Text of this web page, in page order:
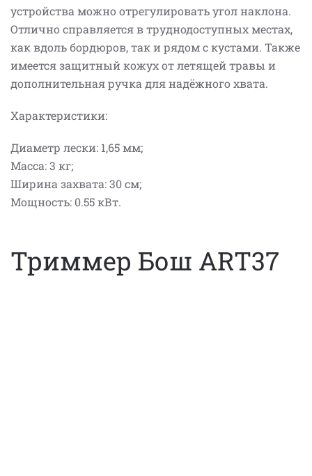
устройства можно отрегулировать угол наклона.
Отлично справляется в труднодоступных местах,
как вдоль бордюров, так и рядом с кустами. Также
имеется защитный кожух от летящей травы и
дополнительная ручка для надёжного хвата.
Характеристики:
Диаметр лески: 1,65 мм;
Масса: 3 кг;
Ширина захвата: 30 см;
Мощность: 0.55 кВт.
Триммер Бош ART37